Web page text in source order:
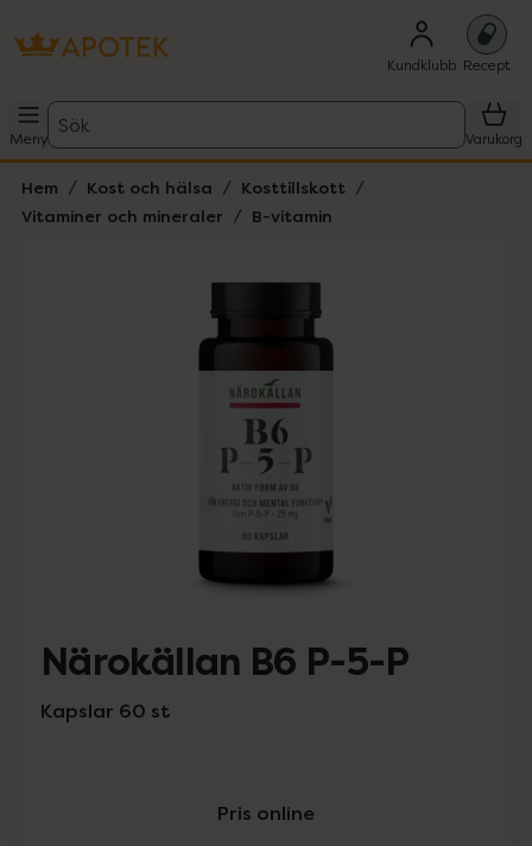
Kundklubb Recept
Meny
Sök
Varukorg
Hem Kost och hälsa
Kosttillskott
Vitaminer och mineraler
B-vitamin
Närokällan B6 P-5-P
Kapslar 60 st
Pris online